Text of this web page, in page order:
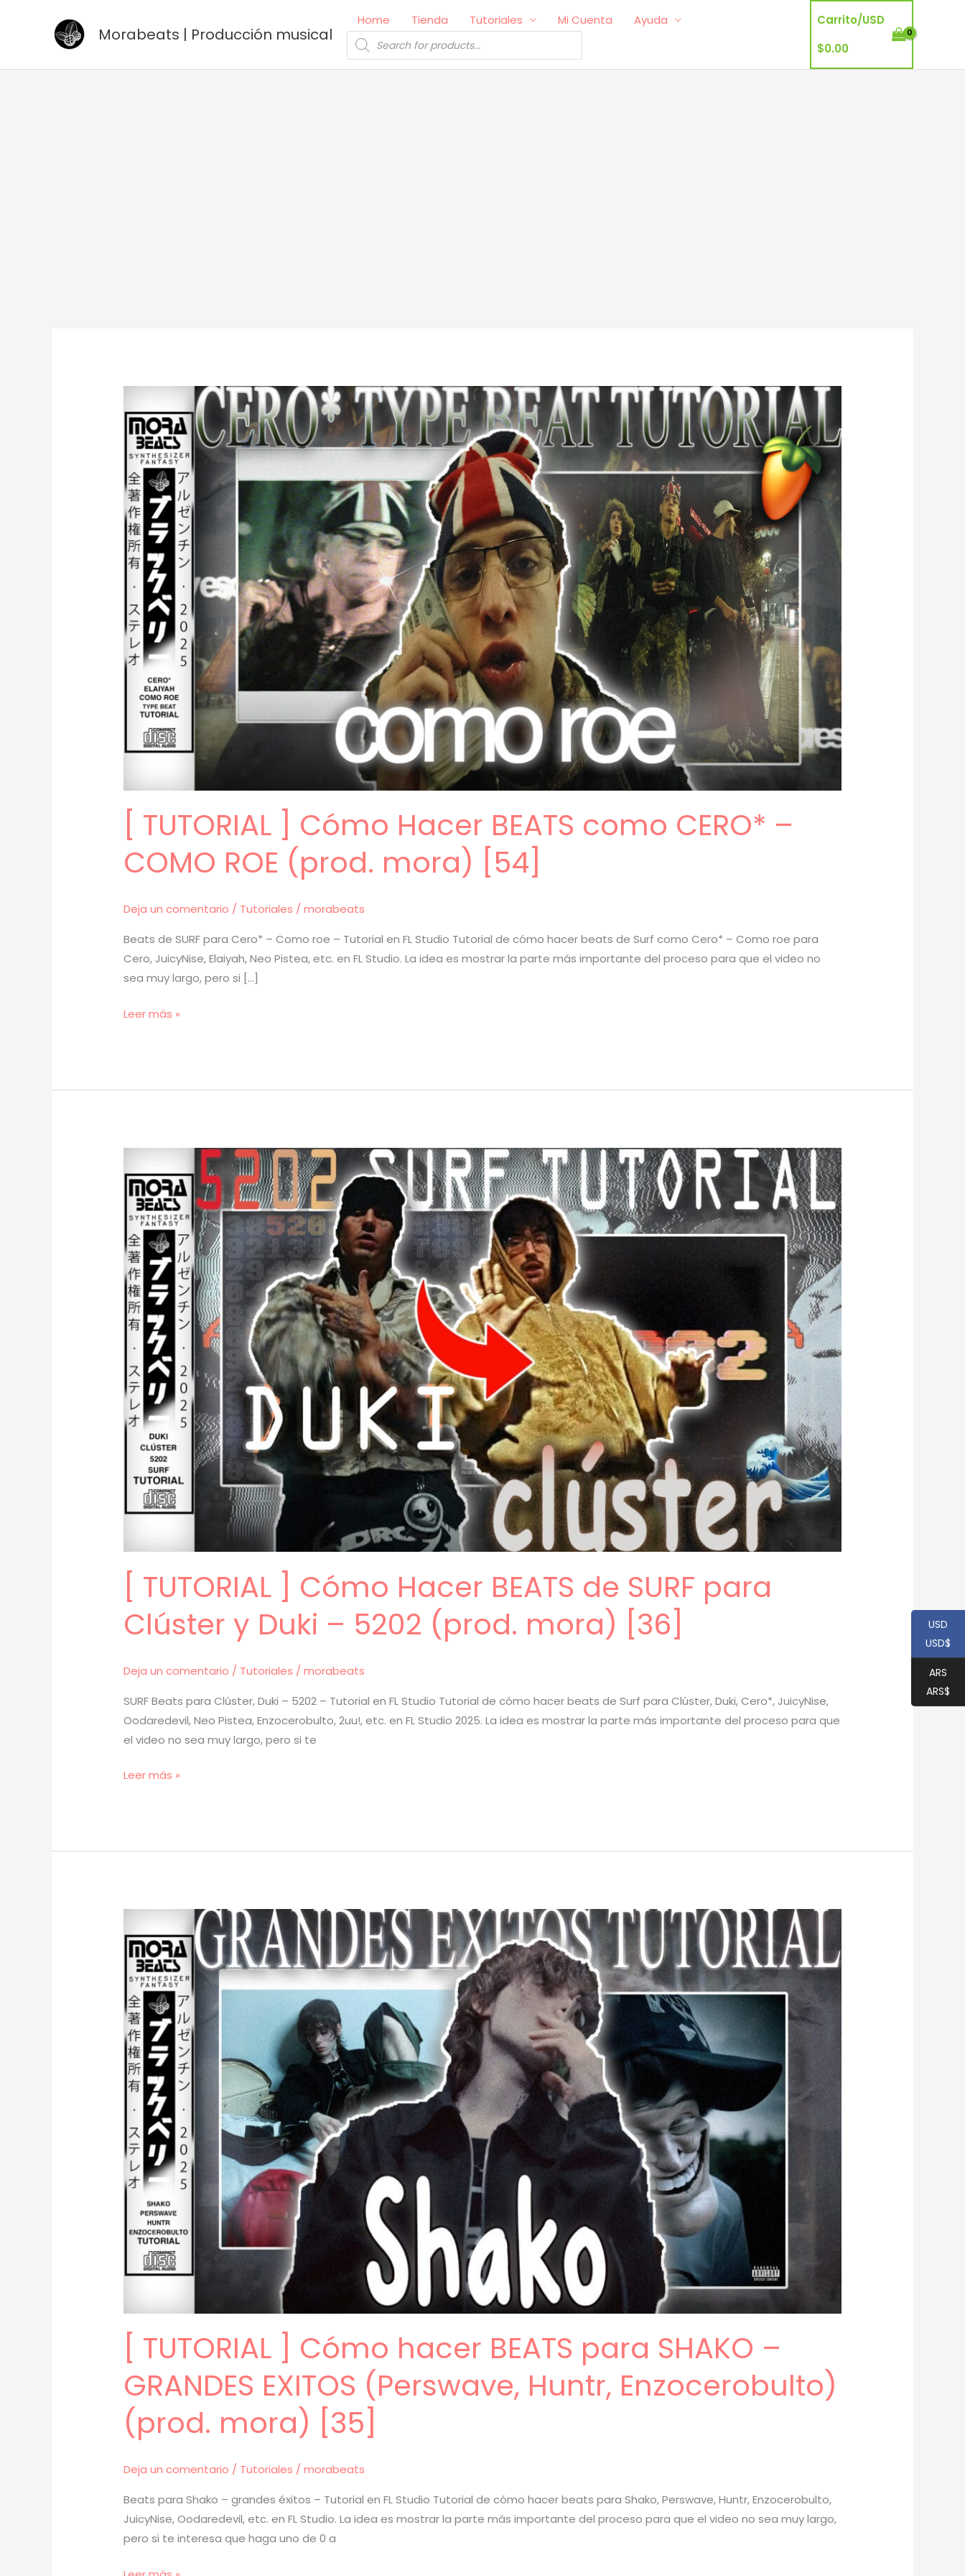
Morabeats | Producción musical
Home Tienda Tutoriales Mi Cuenta
Ayuda
Búsqueda
de
productos
Carrito/USD
$0.00
[ TUTORIAL ] Cómo Hacer BEATS como CERO* –
COMO ROE (prod. mora) [54]
Deja un comentario / Tutoriales /morabeats
Beats de SURF para Cero* – Como roe – Tutorial en FL Studio Tutorial de cómo hacer beats de Surf como Cero* – Como roe para
Cero, JuicyNise, Elaiyah, Neo Pistea, etc. en FL Studio. La idea es mostrar la parte más importante del proceso para que el video no
sea muy largo, pero si […]
[
Hacer
CERO*
COMO
ROE
(prod.
mora)
[54]
Leer más »
[ TUTORIAL ] Cómo Hacer BEATS de SURF para
Clúster y Duki – 5202 (prod. mora) [36]
Deja un comentario / Tutoriales /morabeats
SURF Beats para Clúster, Duki – 5202 – Tutorial en FL Studio Tutorial de cómo hacer beats de Surf para Clúster, Duki, Cero*, JuicyNise,
Oodaredevil, Neo Pistea, Enzocerobulto, 2uu!, etc. en FL Studio 2025. La idea es mostrar la parte más importante del proceso para que
el video no sea muy largo, pero si te
[
Hacer
SURF
Clúster
Duki
–
5202
(prod.
mora)
[36]
Leer más »
[ TUTORIAL ] Cómo hacer BEATS para SHAKO –
GRANDES EXITOS (Perswave, Huntr, Enzocerobulto)
(prod. mora) [35]
Deja un comentario / Tutoriales /morabeats
Beats para Shako – grandes éxitos – Tutorial en FL Studio Tutorial de cómo hacer beats para Shako, Perswave, Huntr, Enzocerobulto,
JuicyNise, Oodaredevil, etc. en FL Studio. La idea es mostrar la parte más importante del proceso para que el video no sea muy largo,
pero si te interesa que haga uno de 0 a
USD
USD$
ARS
ARS$